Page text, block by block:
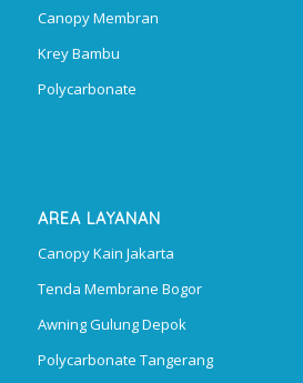
Canopy Membran
Krey Bambu
Polycarbonate
AREA LAYANAN
Canopy Kain Jakarta
Tenda Membrane Bogor
Awning Gulung Depok
Polycarbonate Tangerang